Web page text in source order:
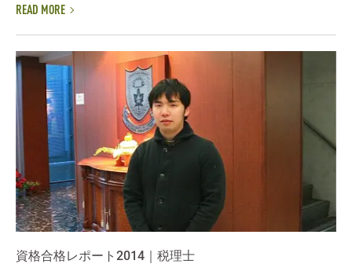
READ MORE
資格合格レポート2014｜税理士